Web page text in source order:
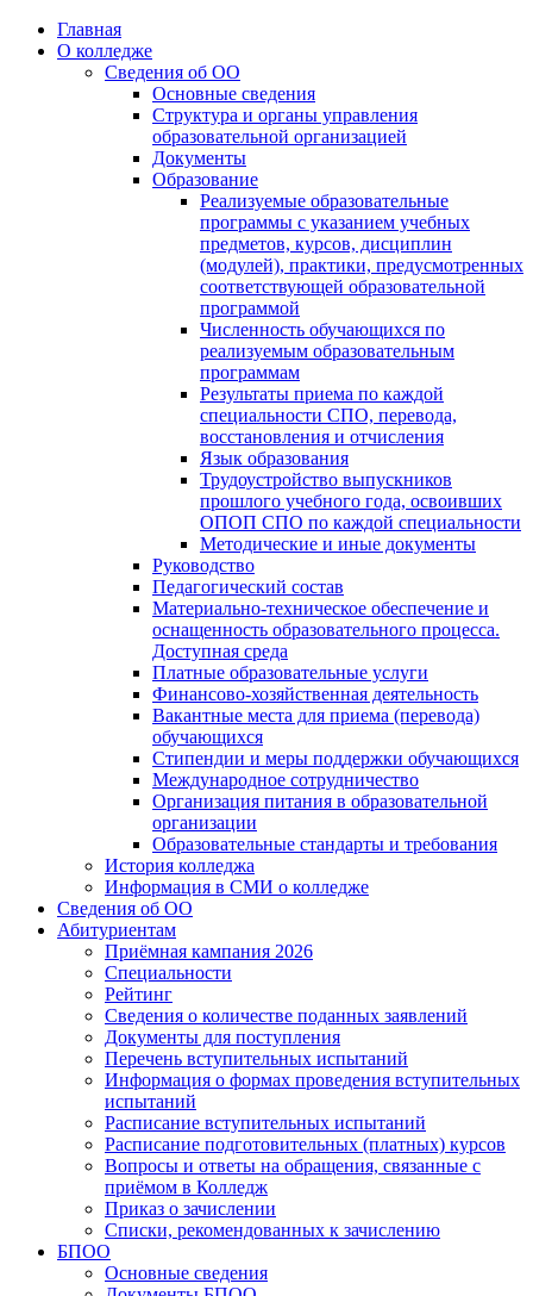
Главная
О колледже
Сведения об ОО
Основные сведения
Структура и органы управления
образовательной организацией
Документы
Образование
Реализуемые образовательные
программы с указанием учебных
предметов, курсов, дисциплин
(модулей), практики, предусмотренных
соответствующей образовательной
программой
Численность обучающихся по
реализуемым образовательным
программам
Результаты приема по каждой
специальности СПО, перевода,
восстановления и отчисления
Язык образования
Трудоустройство выпускников
прошлого учебного года, освоивших
ОПОП СПО по каждой специальности
Методические и иные документы
Руководство
Педагогический состав
Материально-техническое обеспечение и
оснащенность образовательного процесса.
Доступная среда
Платные образовательные услуги
Финансово-хозяйственная деятельность
Вакантные места для приема (перевода)
обучающихся
Стипендии и меры поддержки обучающихся
Международное сотрудничество
Организация питания в образовательной
организации
Образовательные стандарты и требования
История колледжа
Информация в СМИ о колледже
Сведения об ОО
Абитуриентам
Приёмная кампания 2026
Специальности
Рейтинг
Сведения о количестве поданных заявлений
Документы для поступления
Перечень вступительных испытаний
Информация о формах проведения вступительных
испытаний
Расписание вступительных испытаний
Расписание подготовительных (платных) курсов
Вопросы и ответы на обращения, связанные с
приёмом в Колледж
Приказ о зачислении
Списки, рекомендованных к зачислению
БПОО
Основные сведения